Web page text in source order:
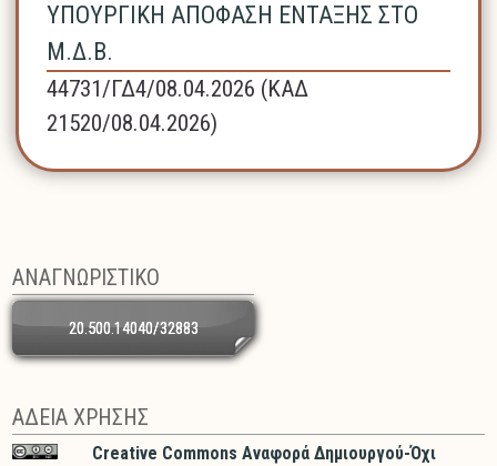
ΥΠΟΥΡΓΙΚΗ ΑΠΟΦΑΣΗ ΕΝΤΑΞΗΣ ΣΤΟ
Μ.Δ.Β.
44731/ΓΔ4/08.04.2026 (ΚΑΔ
21520/08.04.2026)
ΑΝΑΓΝΩΡΙΣΤΙΚΟ
20.500.14040/32883
ΑΔΕΙΑ ΧΡΗΣΗΣ
Creative Commons Αναφορά Δημιουργού-Όχι